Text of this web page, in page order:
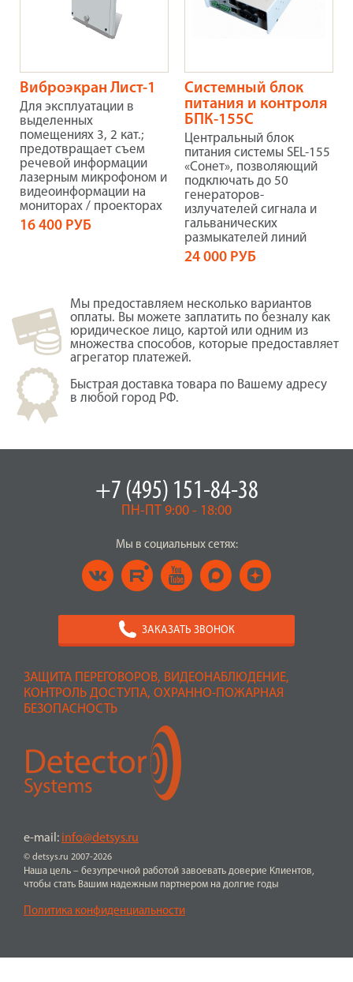
Виброэкран Лист-1
Для эксплуатации в
выделенных
помещениях 3, 2 кат.;
предотвращает съем
речевой информации
лазерным микрофоном и
видеоинформации на
мониторах / проекторах
16 400 РУБ
Системный блок
питания и контроля
БПК-155С
Центральный блок
питания системы SEL-155
«Сонет», позволяющий
подключать до 50
генераторов-
излучателей сигнала и
гальванических
размыкателей линий
24 000 РУБ
Мы предоставляем несколько вариантов
оплаты. Вы можете заплатить по безналу как
юридическое лицо, картой или одним из
множества способов, которые предоставляет
агрегатор платежей.
Быстрая доставка товара по Вашему адресу
в любой город РФ.
ЗАЩИТА ПЕРЕГОВОРОВ, ВИДЕОНАБЛЮДЕНИЕ,
КОНТРОЛЬ ДОСТУПА, ОХРАННО-ПОЖАРНАЯ
БЕЗОПАСНОСТЬ
© detsys.ru 2007-2026
e-mail: info@detsys.ru
Наша цель – безупречной работой завоевать доверие Клиентов,
чтобы стать Вашим надежным партнером на долгие годы
Политика конфиденциальности
+7 (495) 151-84-38
ПН-ПТ 9:00 - 18:00
Мы в социальных сетях:
ЗАКАЗАТЬ ЗВОНОК